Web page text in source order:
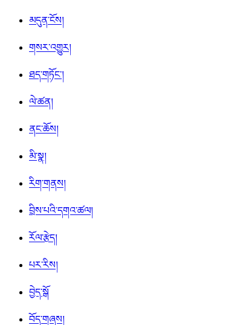
མདུན་ངོས།
གསར་འགྱུར།
ཐད་གཏོང་།
ལེ་ཚན།
ནང་ཆོས།
མི་སྣ།
རིག་གནས།
བྲིས་པའི་དགའ་ཚལ།
རོལ་རྩེད།
པར་རིས།
བྱེད་སྒོ
བོད་གཞས།